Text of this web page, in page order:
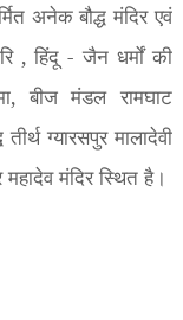
अनेक बौद्ध मंदिर एवं
,हिंदू - जैन धर्मों की
, बीज मंडल रामघाट
ग्यारसपुर मालादेवी
मंदिर स्थित है।